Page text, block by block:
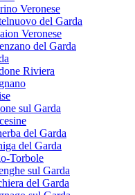
Veronese
del Garda
Veronese
del Garda
Riviera
sul Garda
del Garda
del Garda
Torbole
sul Garda
del Garda